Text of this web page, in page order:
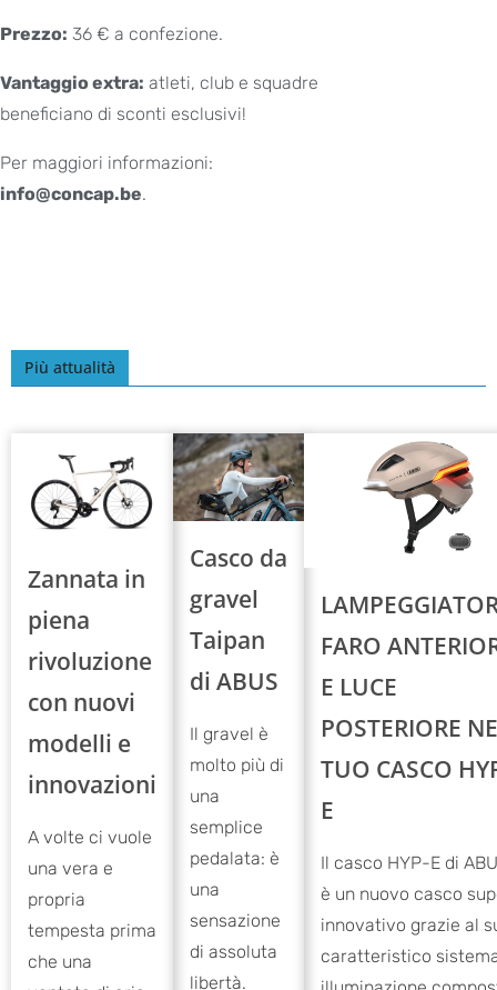
Prezzo: 36 € a confezione.
Vantaggio extra: atleti, club e squadre
beneficiano di sconti esclusivi!
Per maggiori informazioni:
info@concap.be.
Più attualità
Zannata in
piena
rivoluzione
con nuovi
modelli e
innovazioni
A volte ci vuole
una vera e
propria
tempesta prima
che una
Casco da
gravel
Taipan
di ABUS
Il gravel è
molto più di
una
semplice
pedalata: è
una
sensazione
di assoluta
libertà.
FARO
E LUCE
POSTERIORE
TUO CASCO
E
Il casco HYP-E di
è un nuovo casco
innovativo grazie al
caratteristico